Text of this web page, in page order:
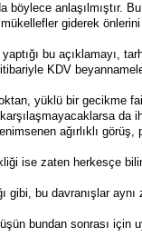
böylece anlaşılmıştır.
giderek
bu açıklamayı,
KDV
yüklü bir gecikme
da
ağırlıklı görüş,
ise zaten herkesçe
gibi, bu davranışlar aynı
bundan sonrası için